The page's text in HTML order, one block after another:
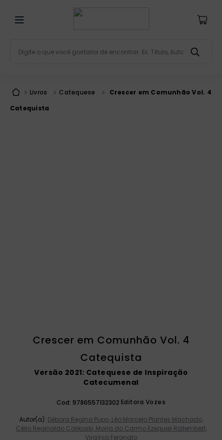
Livros Catequese
Crescer em Comunhão Vol. 4
Catequista
Crescer em Comunhão Vol. 4
Catequista
Versão 2021: Catequese de Inspiração
Catecumenal
Cod: 9786557132302 Editora Vozes
Autor(a): Débora Regina Pupo, Léo Marcelo Plantes Machado,
Célio Reginaldo Calikoski, Maria do Carmo Ezequiel Rollembert,
Virgínia Feronato
2º liturgia